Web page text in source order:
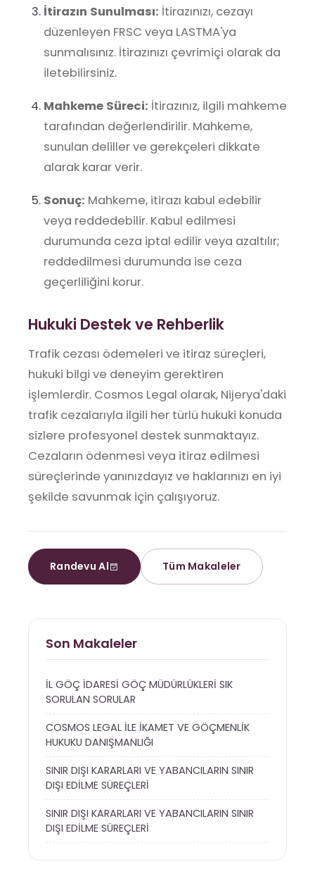
İtirazın Sunulması: İtirazınızı, cezayı
düzenleyen FRSC veya LASTMA'ya
sunmalısınız. İtirazınızı çevrimiçi olarak da
iletebilirsiniz.
Mahkeme Süreci: İtirazınız, ilgili mahkeme
tarafından değerlendirilir. Mahkeme,
sunulan deliller ve gerekçeleri dikkate
alarak karar verir.
Sonuç: Mahkeme, itirazı kabul edebilir
veya reddedebilir. Kabul edilmesi
durumunda ceza iptal edilir veya azaltılır;
reddedilmesi durumunda ise ceza
geçerliliğini korur.
Hukuki Destek ve Rehberlik
Trafik cezası ödemeleri ve itiraz süreçleri,
hukuki bilgi ve deneyim gerektiren
işlemlerdir. Cosmos Legal olarak, Nijerya'daki
trafik cezalarıyla ilgili her türlü hukuki konuda
sizlere profesyonel destek sunmaktayız.
Cezaların ödenmesi veya itiraz edilmesi
süreçlerinde yanınızdayız ve haklarınızı en iyi
şekilde savunmak için çalışıyoruz.
Randevu Al Tüm Makaleler
Son Makaleler
İL GÖÇ İDARESİ GÖÇ MÜDÜRLÜKLERİ SIK
SORULAN SORULAR
COSMOS LEGAL İLE İKAMET VE GÖÇMENLİK
HUKUKU DANIŞMANLIĞI
SINIR DIŞI KARARLARI VE YABANCILARIN SINIR
DIŞI EDİLME SÜREÇLERİ
SINIR DIŞI KARARLARI VE YABANCILARIN SINIR
DIŞI EDİLME SÜREÇLERİ